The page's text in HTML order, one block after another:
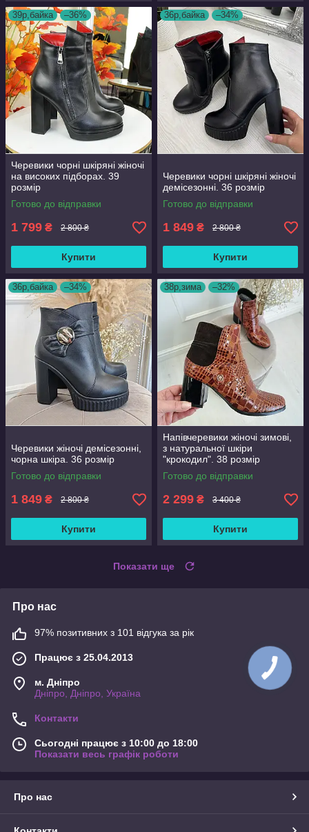
39р,байка –36%
Черевики чорні шкіряні жіночі
на високих підборах. 39
розмір
Готово до відправки
1 799 ₴ 2 800 ₴
Купити
36р,байка –34%
Черевики чорні шкіряні жіночі
демісезонні. 36 розмір
Готово до відправки
1 849 ₴ 2 800 ₴
Купити
36р,байка –34%
Черевики жіночі демісезонні,
чорна шкіра. 36 розмір
Готово до відправки
1 849 ₴ 2 800 ₴
Купити
38р,зима –32%
Напівчеревики жіночі зимові,
з натуральної шкіри
"крокодил". 38 розмір
Готово до відправки
2 299 ₴ 3 400 ₴
Купити
Показати ще
Про нас
97% позитивних з 101 відгука за рік
Працює з 25.04.2013
м. Дніпро
Дніпро, Дніпро, Україна
Контакти
Сьогодні працює з 10:00 до 18:00
Показати весь графік роботи
Про нас